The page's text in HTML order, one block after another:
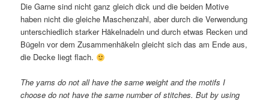
Die Garne sind nicht ganz gleich dick und die beiden Motive
haben nicht die gleiche Maschenzahl, aber durch die Verwendung
unterschiedlich starker Häkelnadeln und durch etwas Recken und
Bügeln vor dem Zusammenhäkeln gleicht sich das am Ende aus,
die Decke liegt flach.
The yarns do not all have the same weight and the motifs I
choose do not have the same number of stitches. But by using